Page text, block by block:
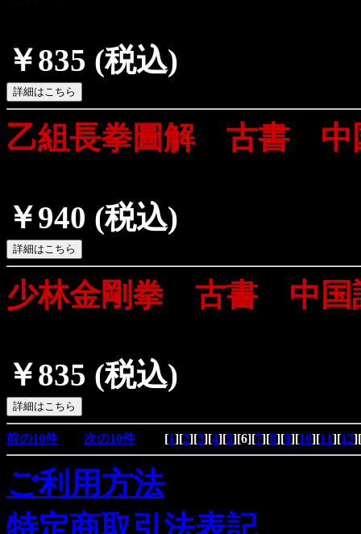
￥835 (税込)
乙組長拳圖解 古書
￥940 (税込)
少林金剛拳 古書 中
￥835 (税込)
前の10件 次の10件[1][2][3][4][5][6][7][8][9][10][11][12][
ご利用方法